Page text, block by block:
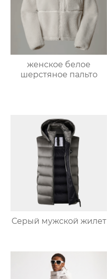
женское белое
шерстяное пальто
Серый мужской жилет